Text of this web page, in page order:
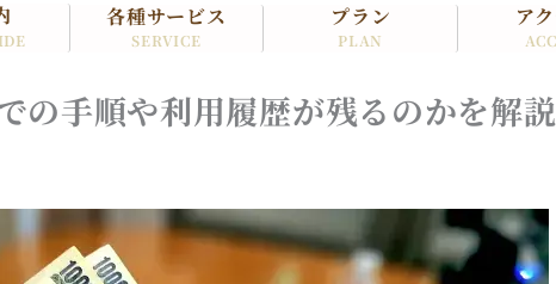
各種サービス
SERVICE
プラン
PLAN
ア
の手順や利用履歴が残るのかを解説